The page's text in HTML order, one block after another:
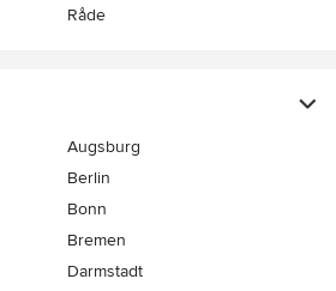
Råde
Augsburg
Berlin
Bonn
Bremen
Darmstadt